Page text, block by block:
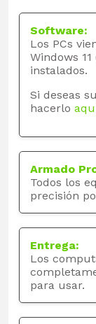
Software:
Los PCs
Windows
instalados.
Si deseas
hacerlo
Armado
Todos los
precisión
Entrega:
Los
para usar.